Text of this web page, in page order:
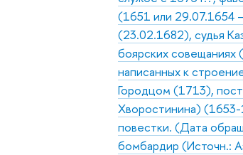
(1651 или 29.07.1654
(23.02.1682), судья
боярских совещаниях
написанных к
Городцом (1713),
Хворостинина)
повестки. (Дата
бомбардир (Источн.: